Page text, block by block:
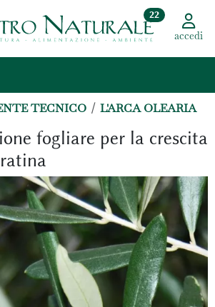
22
accedi
TECNICO L'ARCA OLEARIA
fogliare per la crescita